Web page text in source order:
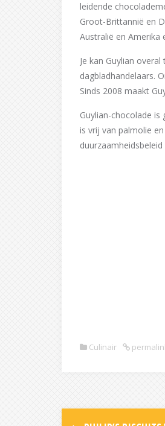
leidende
Groot-Brittannië en
Australië en Amerika
Je kan Guylian
dagbladhandelaars.
Sinds 2008 maakt
Guylian-chocolade
is vrij van palmolie
Culinair
Post